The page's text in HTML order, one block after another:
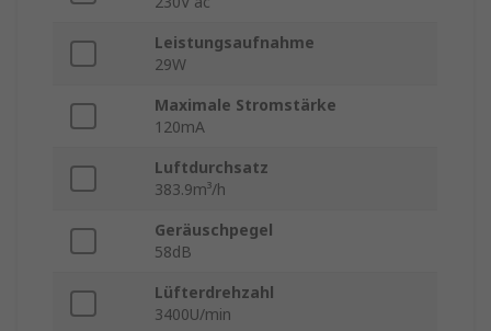
Leistungsaufnahme
29W
Maximale Stromstärke
120mA
Luftdurchsatz
383.9m³/h
Geräuschpegel
58dB
Lüfterdrehzahl
3400U/min